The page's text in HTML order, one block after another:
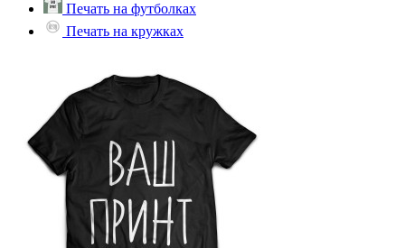
Печать на футболках
Печать на кружках